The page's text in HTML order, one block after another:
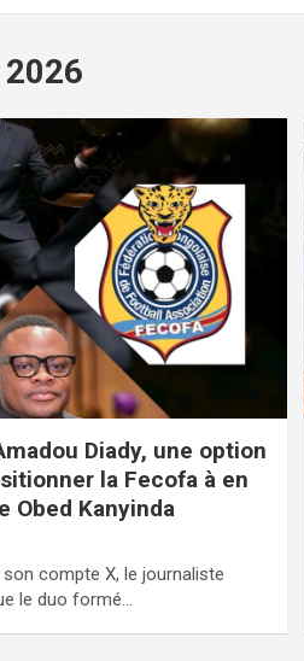
Diady, une option
la Fecofa à en
Obed Kanyinda
compte X, le journaliste
le duo formé…